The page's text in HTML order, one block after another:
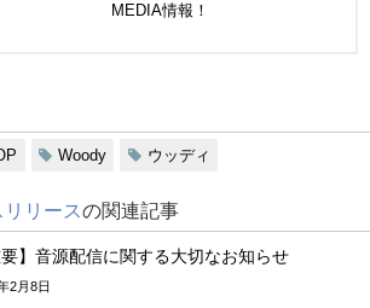
MEDIA情報！
Woody ウッディ
リースの関連記事
要】音源配信に関する大切なお知らせ
2月8日